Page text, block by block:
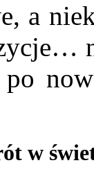
a
po
w